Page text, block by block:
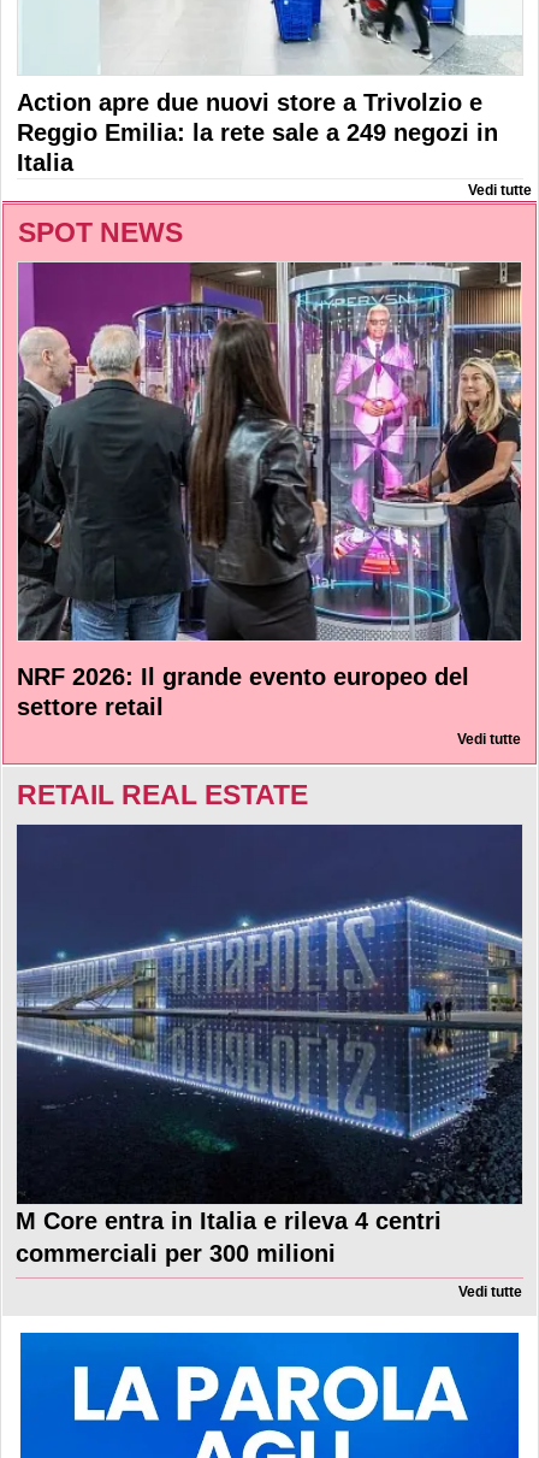
Action apre due nuovi store a Trivolzio e
Reggio Emilia: la rete sale a 249 negozi in
Italia
Vedi tutte
SPOT NEWS
NRF 2026: Il grande evento europeo del
settore retail
Vedi tutte
RETAIL REAL ESTATE
M Core entra in Italia e rileva 4 centri
commerciali per 300 milioni
Vedi tutte